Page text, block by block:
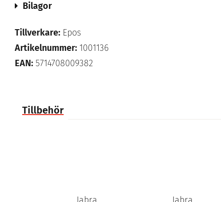
Bilagor
Tillverkare: Epos
Artikelnummer: 1001136
EAN: 5714708009382
Tillbehör